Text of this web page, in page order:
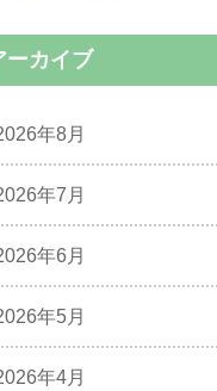
ーカイブ
年8月
年7月
年6月
年5月
年4月